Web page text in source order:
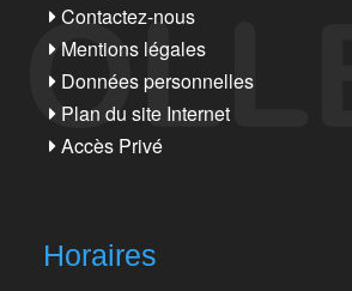
Contactez-nous
Mentions légales
Données personnelles
Plan du site Internet
Accès Privé
Horaires